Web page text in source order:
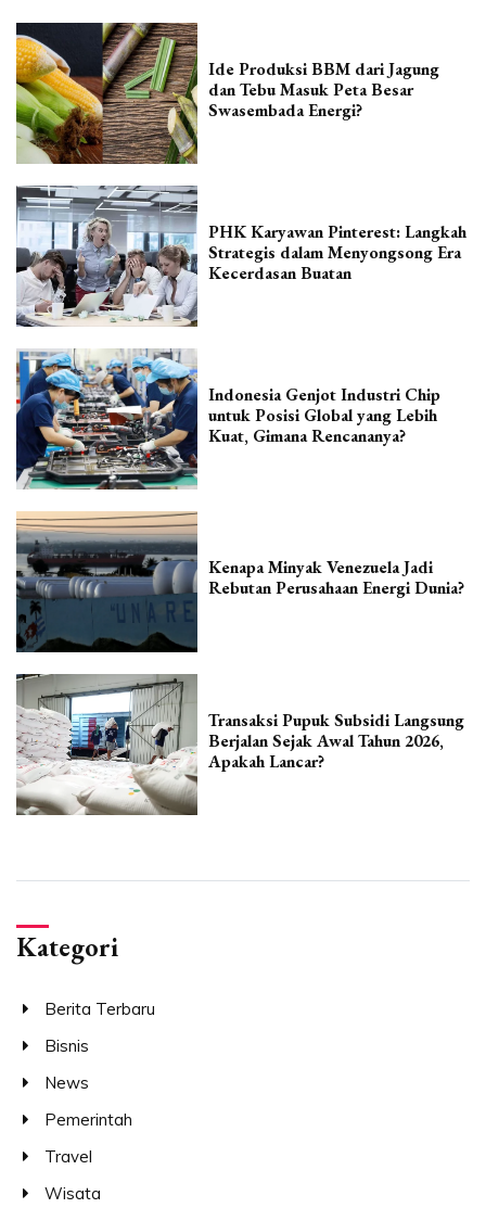
Ide Produksi BBM dari Jagung
dan Tebu Masuk Peta Besar
Swasembada Energi?
PHK Karyawan Pinterest: Langkah
Strategis dalam Menyongsong Era
Kecerdasan Buatan
Indonesia Genjot Industri Chip
untuk Posisi Global yang Lebih
Kuat, Gimana Rencananya?
Kenapa Minyak Venezuela Jadi
Rebutan Perusahaan Energi Dunia?
Transaksi Pupuk Subsidi Langsung
Berjalan Sejak Awal Tahun 2026,
Apakah Lancar?
Kategori
Berita Terbaru
Bisnis
News
Pemerintah
Travel
Wisata